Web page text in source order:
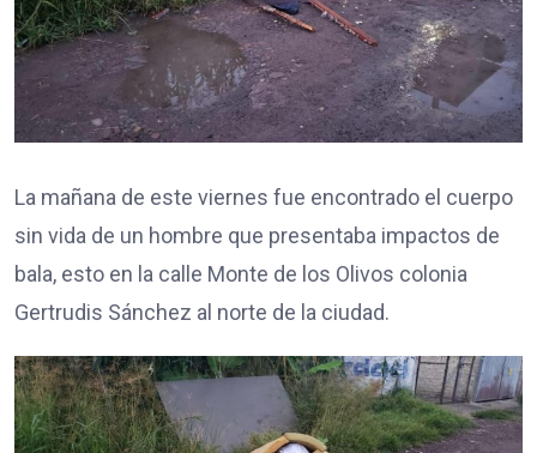
La mañana de este viernes fue encontrado el cuerpo
sin vida de un hombre que presentaba impactos de
bala, esto en la calle Monte de los Olivos colonia
Gertrudis Sánchez al norte de la ciudad.